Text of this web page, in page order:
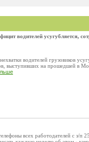
водителей усугубляется,
водителей грузовиков
выступивших на прошедшей в
всех работодателей с з/п